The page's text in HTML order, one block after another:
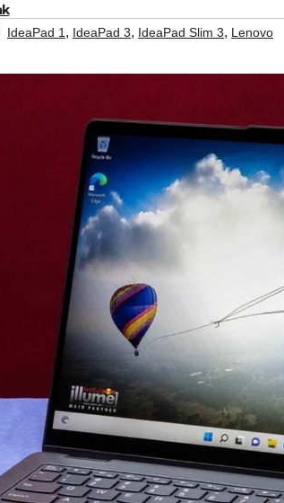
IdeaPad 1, IdeaPad 3, IdeaPad Slim 3, Lenovo